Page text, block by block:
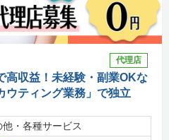
代理店
高収益！未経験・副業OKな
ウティング業務」で独立
他・各種サービス